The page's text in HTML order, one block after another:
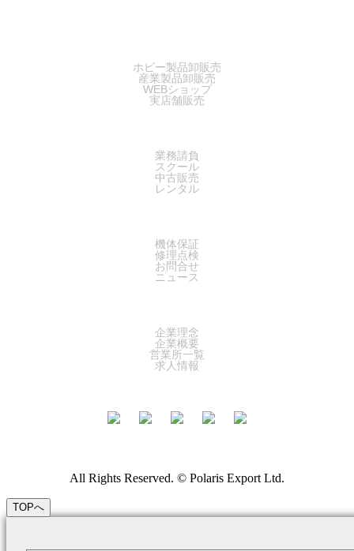
ホビー製品卸販売
産業製品卸販売
WEBショップ
実店舗販売
業務請負
スクール
中古販売
レンタル
機体保証
修理点検
お問合せ
ニュース
企業理念
企業概要
営業所一覧
求人情報
All Rights Reserved. © Polaris Export Ltd.
TOPへ